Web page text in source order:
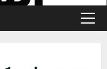
القائمة